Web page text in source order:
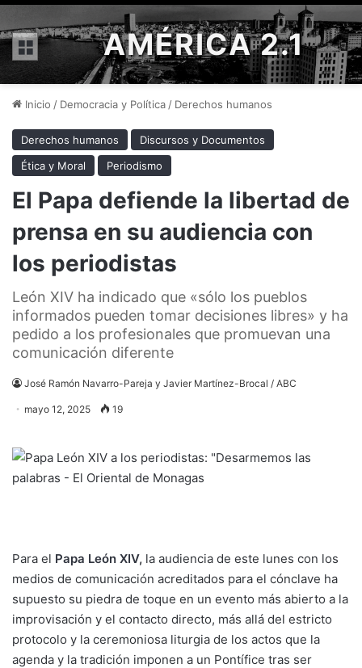
Menú AMÉRICA 2.1
Inicio / Democracia y Política / Derechos humanos
Derechos humanos
Discursos y Documentos
Ética y Moral
Periodismo
El Papa defiende la libertad de
prensa en su audiencia con
los periodistas
León XIV ha indicado que «sólo los pueblos
informados pueden tomar decisiones libres» y ha
pedido a los profesionales que promuevan una
comunicación diferente
José Ramón Navarro-Pareja y Javier Martínez-Brocal / ABC
mayo 12, 2025 19
Para el Papa León XIV, la audiencia de este lunes con los
medios de comunicación acreditados para el cónclave ha
supuesto su piedra de toque en un evento más abierto a la
improvisación y el contacto directo, más allá del estricto
protocolo y la ceremoniosa liturgia de los actos que la
agenda y la tradición imponen a un Pontífice tras ser